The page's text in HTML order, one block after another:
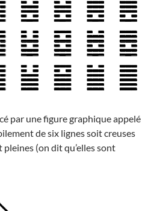
par une figure graphique appelé
de six lignes soit creuses
pleines (on dit qu’elles sont